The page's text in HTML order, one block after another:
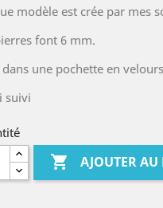
modèle est crée par mes
font 6 mm.
dans une pochette en
suivi
 AJOUTER